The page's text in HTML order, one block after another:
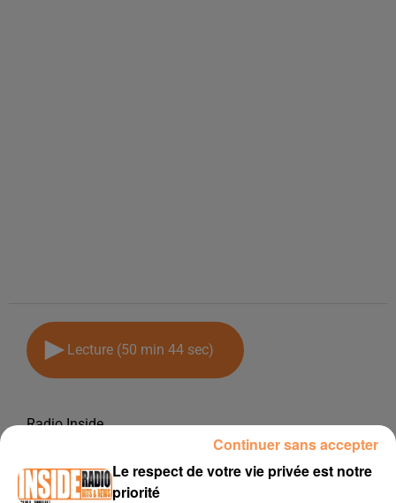
Lecture (50 min 44 sec)
Radio Inside
PODCAST DE PSL : EMISSION DU LUNDI 4 MARS 2019
Le respect de votre vie privée est notre
priorité
Continuer sans accepter